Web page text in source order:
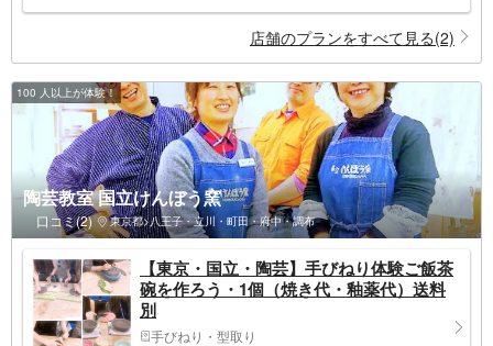
店舗のプランをすべて見る(2)
100 人以上が体験！
陶芸教室 国立けんぼう窯
口コミ(2) 東京都>八王子・立川・町田・府中・調布
【東京・国立・陶芸】手びねり体験ご飯茶
碗を作ろう・1個（焼き代・釉薬代）送料
別
手びねり・型取り